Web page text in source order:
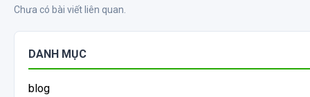
Chưa có bài viết liên quan.
DANH MỤC
blog